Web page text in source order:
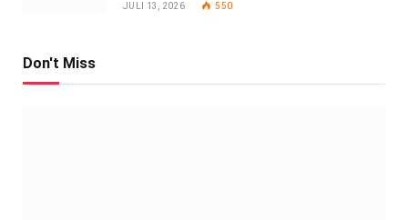
JULI 13, 2026 550
Don't Miss